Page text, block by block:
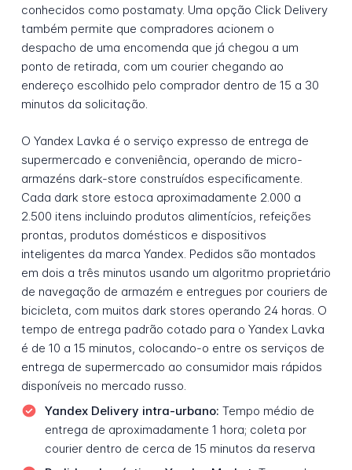
conhecidos como postamaty. Uma opção Click Delivery
também permite que compradores acionem o
despacho de uma encomenda que já chegou a um
ponto de retirada, com um courier chegando ao
endereço escolhido pelo comprador dentro de 15 a 30
minutos da solicitação.
O Yandex Lavka é o serviço expresso de entrega de
supermercado e conveniência, operando de micro-
armazéns dark-store construídos especificamente.
Cada dark store estoca aproximadamente 2.000 a
2.500 itens incluindo produtos alimentícios, refeições
prontas, produtos domésticos e dispositivos
inteligentes da marca Yandex. Pedidos são montados
em dois a três minutos usando um algoritmo proprietário
de navegação de armazém e entregues por couriers de
bicicleta, com muitos dark stores operando 24 horas. O
tempo de entrega padrão cotado para o Yandex Lavka
é de 10 a 15 minutos, colocando-o entre os serviços de
entrega de supermercado ao consumidor mais rápidos
disponíveis no mercado russo.
Yandex Delivery intra-urbano: Tempo médio de
entrega de aproximadamente 1 hora; coleta por
courier dentro de cerca de 15 minutos da reserva